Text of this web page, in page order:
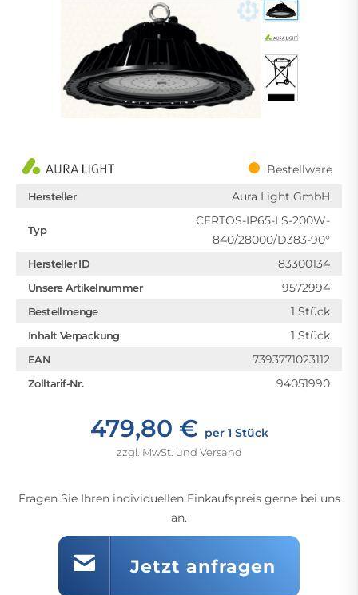
Bestellware
Hersteller Aura Light GmbH
Typ
CERTOS-IP65-LS-200W-
840/28000/D383-90°
Hersteller ID 83300134
Unsere Artikelnummer 9572994
Bestellmenge 1 Stück
Inhalt Verpackung 1 Stück
EAN 7393771023112
Zolltarif-Nr. 94051990
479,80 € per 1 Stück
zzgl. MwSt. und Versand
Fragen Sie Ihren individuellen Einkaufspreis gerne bei uns
an.
Jetzt anfragen